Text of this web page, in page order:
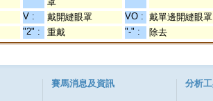
V : 戴開縫眼罩 VO : 戴單邊開縫眼罩
"2" : 重戴 "-" : 除去
賽馬消息及資訊 分析